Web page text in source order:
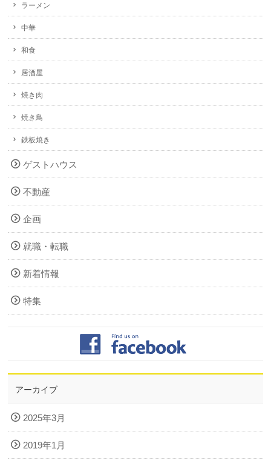
ラーメン
中華
和食
居酒屋
焼き肉
焼き鳥
鉄板焼き
ゲストハウス
不動産
企画
就職・転職
新着情報
特集
アーカイブ
2025年3月
2019年1月